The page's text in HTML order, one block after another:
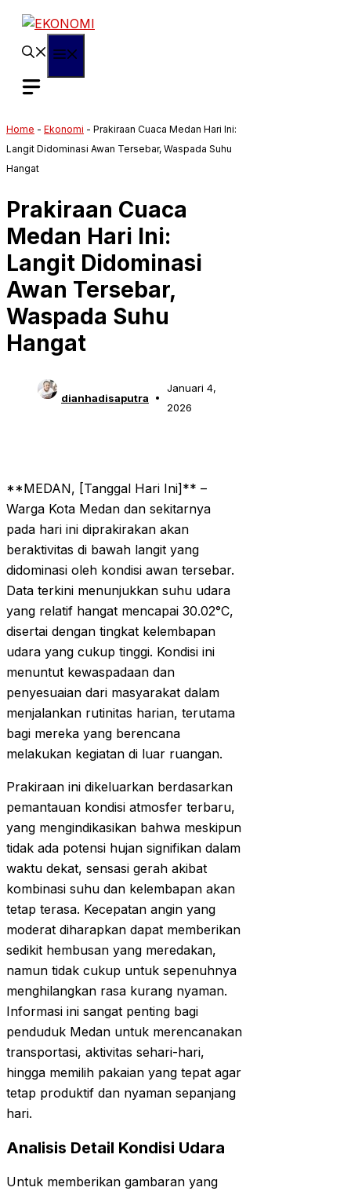
Langsung
Home - Ekonomi - Prakiraan Cuaca Medan Hari Ini:
Langit Didominasi Awan Tersebar, Waspada Suhu
Hangat
Prakiraan Cuaca
Medan Hari Ini:
Langit Didominasi
Awan Tersebar,
Waspada Suhu
Hangat
dianhadisaputra
Januari 4,
2026
**MEDAN, [Tanggal Hari Ini]** –
Warga Kota Medan dan sekitarnya
pada hari ini diprakirakan akan
beraktivitas di bawah langit yang
didominasi oleh kondisi awan tersebar.
Data terkini menunjukkan suhu udara
yang relatif hangat mencapai 30.02°C,
disertai dengan tingkat kelembapan
udara yang cukup tinggi. Kondisi ini
menuntut kewaspadaan dan
penyesuaian dari masyarakat dalam
menjalankan rutinitas harian, terutama
bagi mereka yang berencana
melakukan kegiatan di luar ruangan.
Prakiraan ini dikeluarkan berdasarkan
pemantauan kondisi atmosfer terbaru,
yang mengindikasikan bahwa meskipun
tidak ada potensi hujan signifikan dalam
waktu dekat, sensasi gerah akibat
kombinasi suhu dan kelembapan akan
tetap terasa. Kecepatan angin yang
moderat diharapkan dapat memberikan
sedikit hembusan yang meredakan,
namun tidak cukup untuk sepenuhnya
menghilangkan rasa kurang nyaman.
Informasi ini sangat penting bagi
penduduk Medan untuk merencanakan
transportasi, aktivitas sehari-hari,
hingga memilih pakaian yang tepat agar
tetap produktif dan nyaman sepanjang
hari.
Analisis Detail Kondisi Udara
Untuk memberikan gambaran yang